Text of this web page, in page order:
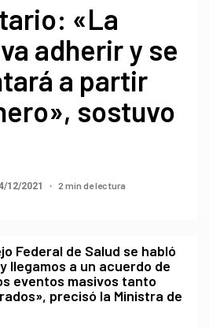
«La
adherir y se
a partir
sostuvo
12/2021 2 min de lectura
Federal de Salud se habló
llegamos a un acuerdo de
eventos masivos tanto
precisó la Ministra de